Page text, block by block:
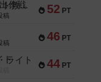
52 PT
Bitter End ブタペスト救出作戦
稿
46 PT
稿
44 PT
ライト